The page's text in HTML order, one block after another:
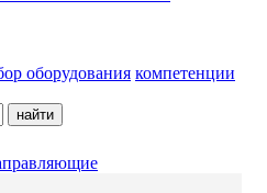
оборудования компетенции
найти